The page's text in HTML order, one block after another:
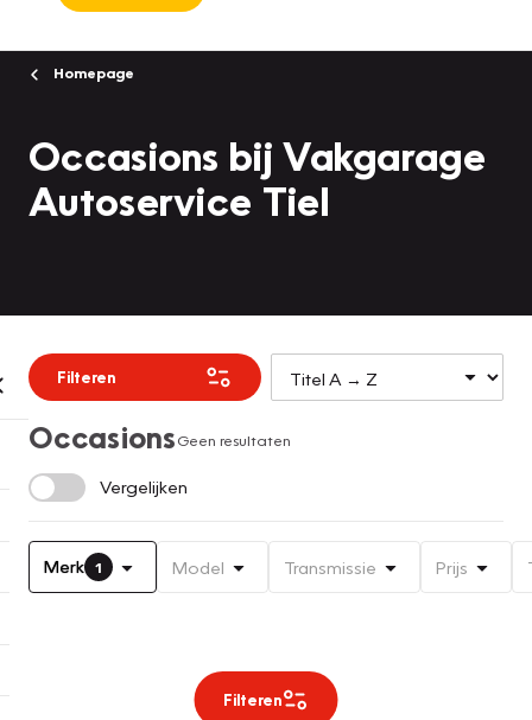
Homepage
Occasions bij Vakgarage
Autoservice Tiel
Filteren
OccasionsGeen resultaten
Vergelijken
Merk 1 Model Transmissie Prijs
Filteren